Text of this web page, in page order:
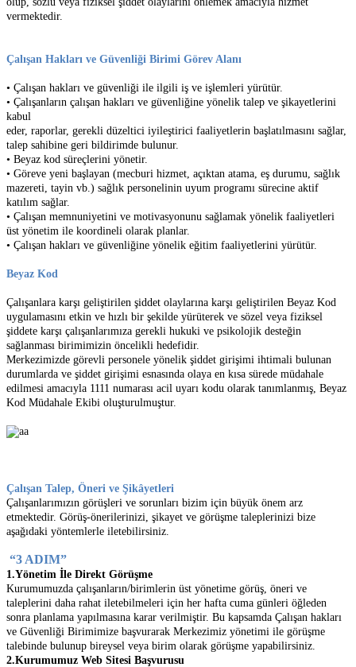
vermektedir.
Çalışan Hakları ve Güvenliği Birimi Görev Alanı
• Çalışan hakları ve güvenliği ile ilgili iş ve işlemleri yürütür.
• Çalışanların çalışan hakları ve güvenliğine yönelik talep ve şikayetlerini
kabul
eder, raporlar, gerekli düzeltici iyileştirici faaliyetlerin başlatılmasını sağlar,
talep sahibine geri bildirimde bulunur.
• Beyaz kod süreçlerini yönetir.
• Göreve yeni başlayan (mecburi hizmet, açıktan atama, eş durumu, sağlık
mazereti, tayin vb.) sağlık personelinin uyum programı sürecine aktif
katılım sağlar.
• Çalışan memnuniyetini ve motivasyonunu sağlamak yönelik faaliyetleri
üst yönetim ile koordineli olarak planlar.
• Çalışan hakları ve güvenliğine yönelik eğitim faaliyetlerini yürütür.
Beyaz Kod
Çalışanlara karşı geliştirilen şiddet olaylarına karşı geliştirilen Beyaz Kod
uygulamasını etkin ve hızlı bir şekilde yürüterek ve sözel veya fiziksel
şiddete karşı çalışanlarımıza gerekli hukuki ve psikolojik desteğin
sağlanması birimimizin öncelikli hedefidir.
Merkezimizde görevli personele yönelik şiddet girişimi ihtimali bulunan
durumlarda ve şiddet girişimi esnasında olaya en kısa sürede müdahale
edilmesi amacıyla 1111 numarası acil uyarı kodu olarak tanımlanmış, Beyaz
Kod Müdahale Ekibi oluşturulmuştur.
Çalışan Talep, Öneri ve Şikâyetleri
Çalışanlarımızın görüşleri ve sorunları bizim için büyük önem arz
etmektedir. Görüş-önerilerinizi, şikayet ve görüşme taleplerinizi bize
aşağıdaki yöntemlerle iletebilirsiniz.
“3 ADIM”
1.Yönetim İle Direkt Görüşme
Kurumumuzda çalışanların/birimlerin üst yönetime görüş, öneri ve
taleplerini daha rahat iletebilmeleri için her hafta cuma günleri öğleden
sonra planlama yapılmasına karar verilmiştir. Bu kapsamda Çalışan hakları
ve Güvenliği Birimimize başvurarak Merkezimiz yönetimi ile görüşme
talebinde bulunup bireysel veya birim olarak görüşme yapabilirsiniz.
2.Kurumumuz Web Sitesi Başvurusu